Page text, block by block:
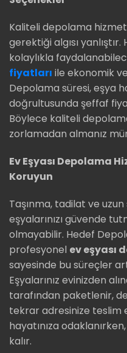
Kaliteli depolama
gerektiği algısı
kolaylıkla
fiyatları ile ekonomik
Depolama süresi, eşya
doğrultusunda şeffaf
Böylece kaliteli
zorlamadan almanız
Ev Eşyası Depolama
Koruyun
Taşınma, tadilat ve
eşyalarınızı güvende
olmayabilir. Hedef
profesyonel ev eşyası
sayesinde bu süreçler
Eşyalarınız evinizden
tarafından paketlenir,
tekrar adresinize teslim
hayatınıza
kalır.